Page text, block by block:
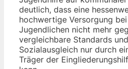
deutlich, dass eine
hochwertige Versorgung
Jugendlichen nicht mehr
vergleichbare Standards
Sozialausgleich nur durch
Träger der